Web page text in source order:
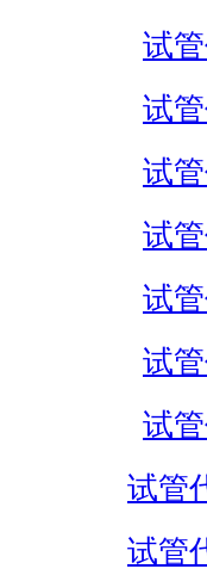
试
试
试
试
试
试
试
试管
试管